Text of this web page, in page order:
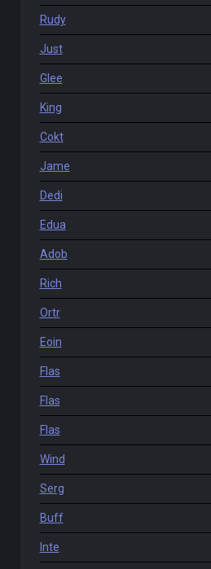
Rudy
Just
Glee
King
Cokt
Jame
Dedi
Edua
Adob
Rich
Ortr
Eoin
Flas
Flas
Flas
Wind
Serg
Buff
Inte